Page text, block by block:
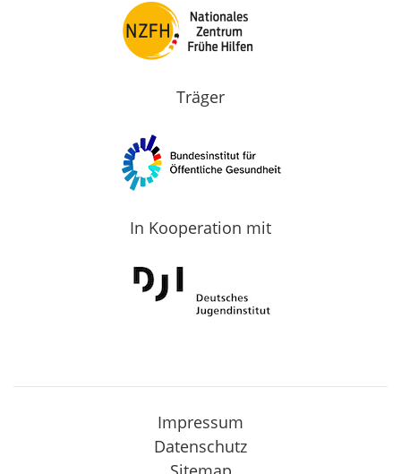
Träger
In Kooperation mit
Impressum
Datenschutz